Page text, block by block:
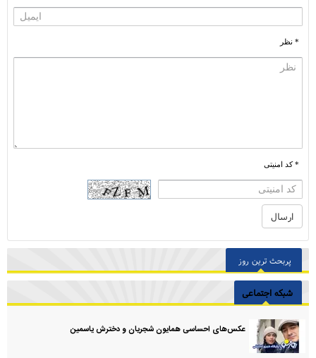
* نظر
* کد امنیتی
پربحث ترین روز
شبکه اجتماعی
عکس‌های احساسی همایون شجریان و دخترش یاسمین